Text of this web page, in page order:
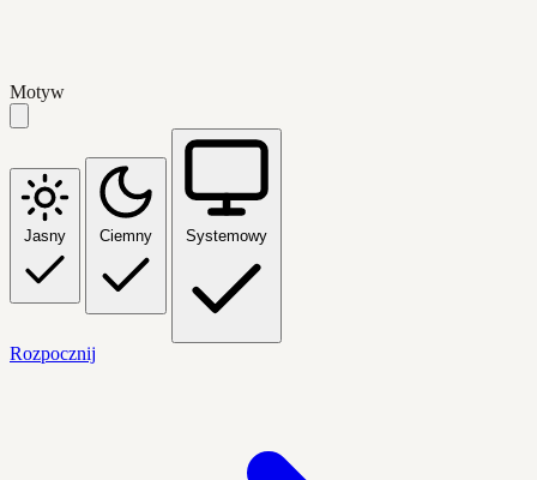
Motyw
Jasny Ciemny Systemowy
Rozpocznij